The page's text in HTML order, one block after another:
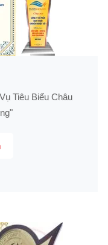
Tiêu Biểu Châu